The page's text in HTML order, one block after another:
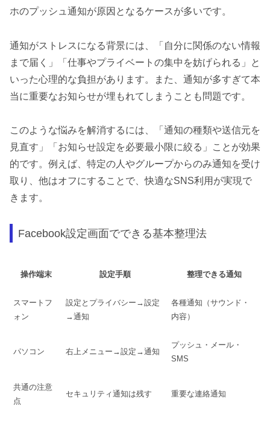
ホのプッシュ通知が原因となるケースが多いです。
通知がストレスになる背景には、「自分に関係のない情報
まで届く」「仕事やプライベートの集中を妨げられる」と
いった心理的な負担があります。また、通知が多すぎて本
当に重要なお知らせが埋もれてしまうことも問題です。
このような悩みを解消するには、「通知の種類や送信元を
見直す」「お知らせ設定を必要最小限に絞る」ことが効果
的です。例えば、特定の人やグループからのみ通知を受け
取り、他はオフにすることで、快適なSNS利用が実現で
きます。
Facebook設定画面でできる基本整理法
操作端末 設定手順 整理できる通知
スマートフ
ォン
設定とプライバシー→設定
→通知
各種通知（サウンド・
内容）
パソコン 右上メニュー→設定→通知
プッシュ・メール・
SMS
共通の注意
点
セキュリティ通知は残す 重要な連絡通知